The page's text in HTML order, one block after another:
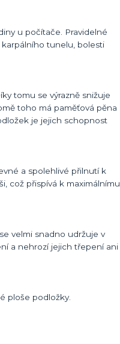
u počítače. Pravidelné
tunelu, bolesti
tomu se výrazně snižuje
toho má paměťová pěna
je jejich schopnost
a spolehlivé přilnutí k
což přispívá k maximálnímu
velmi snadno udržuje v
a nehrozí jejich třepení ani
ploše podložky.